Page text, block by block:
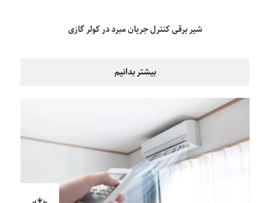
شیر برقی کنترل جریان مبرد در کولر گازی
بیشتر بدانیم